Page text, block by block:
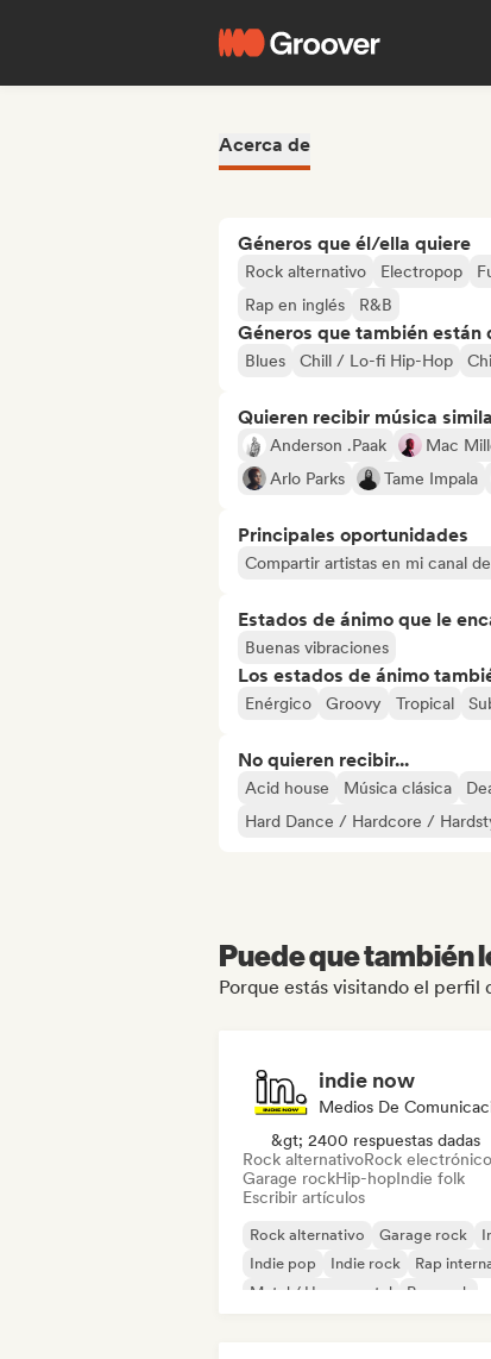
Acerca de
Géneros que él/ella quiere
Rock alternativo Electropop
Rap en inglés
R&B
Géneros que también están
Blues Chill / Lo-fi Hip-Hop
Quieren recibir música
Anderson .Paak Mac
Arlo Parks
Tame Impala
Principales oportunidades
Compartir artistas en mi canal
Estados de ánimo que le
Buenas vibraciones
Los estados de ánimo
Enérgico Groovy Tropical
No quieren recibir...
Acid house Música clásica
Hard Dance / Hardcore /
Puede que también
Porque estás visitando el perfil
indie now
&gt; 2400 respuestas dadas
Rock alternativoRock electrónico
Garage rockHip-hopIndie folk
Escribir artículos
Rock alternativo Garage rock
Indie pop
Indie rock
Rap
Metal / Heavy metal
Pop rock